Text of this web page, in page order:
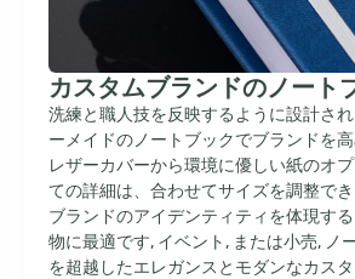
カスタムブランドのノート
洗練と職人技を反映するように設計さ
ーメイドのノートブックでブランドを
レザーカバーから環境に優しい紙のオ
ての詳細は、合わせてサイズを調整で
ブランドのアイデンティティを体現す
物に最適です, イベント, または小売, ノ
を超越したエレガンスとモダンなカス